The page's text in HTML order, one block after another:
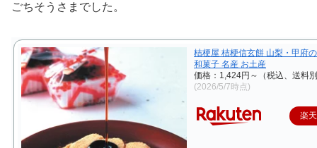
ごちそうさまでした。
桔梗屋 桔梗信玄餅 山梨・甲府
和菓子 名産 お土産
価格：1,424円～（税込、送料
(2026/5/7時点)
楽